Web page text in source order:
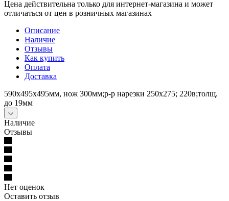
Цена действительна только для интернет-магазина и может
отличаться от цен в розничных магазинах
Описание
Наличие
Отзывы
Как купить
Оплата
Доставка
590х495х495мм, нож 300мм;р-р нарезки 250x275; 220в;толщ.
до 19мм
Наличие
Отзывы
Нет оценок
Оставить отзыв